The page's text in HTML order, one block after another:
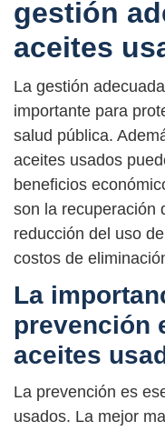
gestión
aceites
La gestión
importante para
salud pública.
aceites usados
beneficios
son la recuperación
reducción del uso
costos de
La
prevención
aceites
La prevención es
usados. La mejor